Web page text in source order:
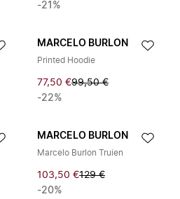
-21%
MARCELO BURLON
Printed Hoodie
77,50 €99,50 €
-22%
MARCELO BURLON
Marcelo Burlon Truien
103,50 €129 €
-20%